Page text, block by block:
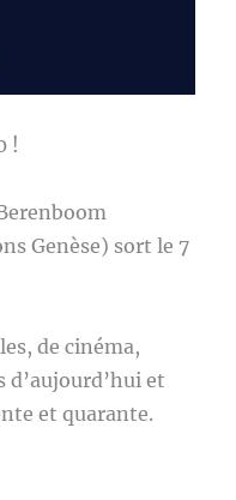
!
Genèse) sort le 7
de cinéma,
d’aujourd’hui et
et quarante.